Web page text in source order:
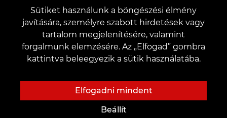
KAPCSOLAT
Kapcsolatfelvétel:customers@vean-tattoo.hu
Együttműködés:marketing.veantattoo@gmail.com
Panaszok és javaslatok:complaints@vean-tattoo.com
Sütiket használunk a böngészési élmény
javítására, személyre szabott hirdetések vagy
tartalom megjelenítésére, valamint
forgalmunk elemzésére. Az „Elfogad” gombra
kattintva beleegyezik a sütik használatába.
Elfogadni mindent
Beállít